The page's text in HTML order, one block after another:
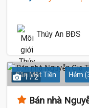
Thúy An BĐS
Gần Mặt Tiền Hẻm
1 / 2
Bán nhà